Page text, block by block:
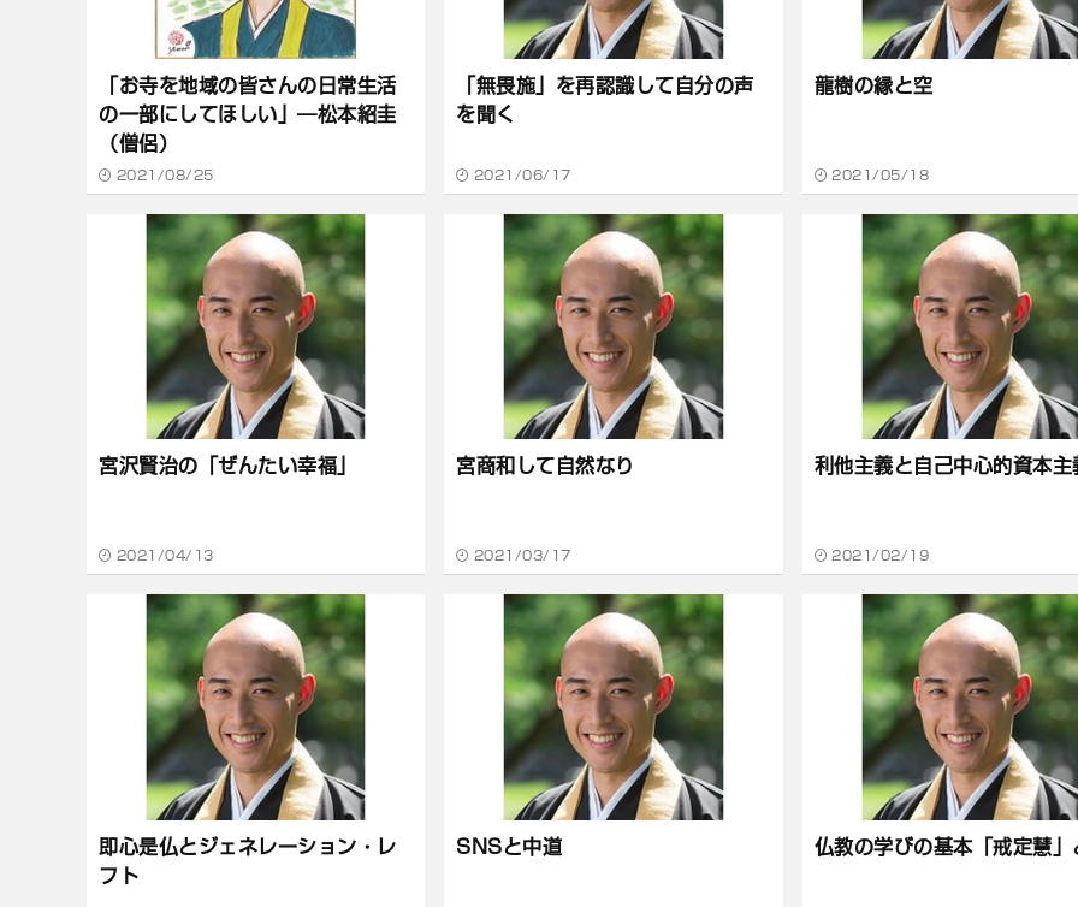
「お寺を地域の皆さんの日常生活
の一部にしてほしい」―松本紹圭
（僧侶）
2021/08/25
「無畏施」を再認識して自分の声
を聞く
2021/06/17
龍樹の縁と空
2021/05/18
宮沢賢治の「ぜんたい幸福」
2021/04/13
宮商和して自然なり
2021/03/17
利他主義と自己中心的資本主
2021/02/19
即心是仏とジェネレーション・レ
フト
SNSと中道 仏教の学びの基本「戒定慧」